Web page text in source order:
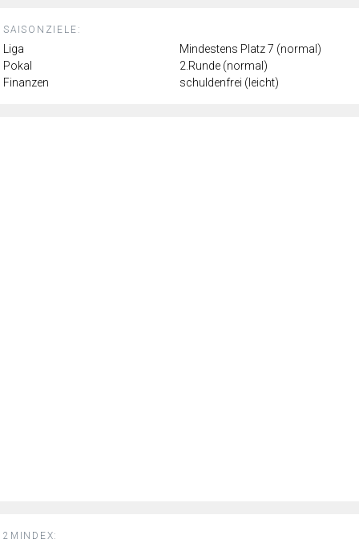
SAISONZIELE:
Liga
Mindestens Platz 7 (normal)
Pokal
2.Runde (normal)
Finanzen
schuldenfrei (leicht)
2MINDEX: